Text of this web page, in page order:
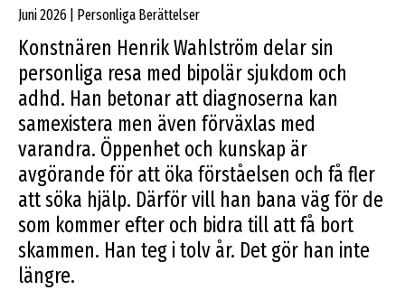
Juni 2026 | Personliga Berättelser
Konstnären Henrik Wahlström delar sin
personliga resa med bipolär sjukdom och
adhd. Han betonar att diagnoserna kan
samexistera men även förväxlas med
varandra. Öppenhet och kunskap är
avgörande för att öka förståelsen och få fler
att söka hjälp. Därför vill han bana väg för de
som kommer efter och bidra till att få bort
skammen. Han teg i tolv år. Det gör han inte
längre.